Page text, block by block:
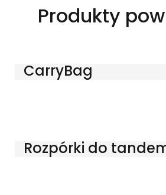
Produkty
CarryBag
Rozpórki do